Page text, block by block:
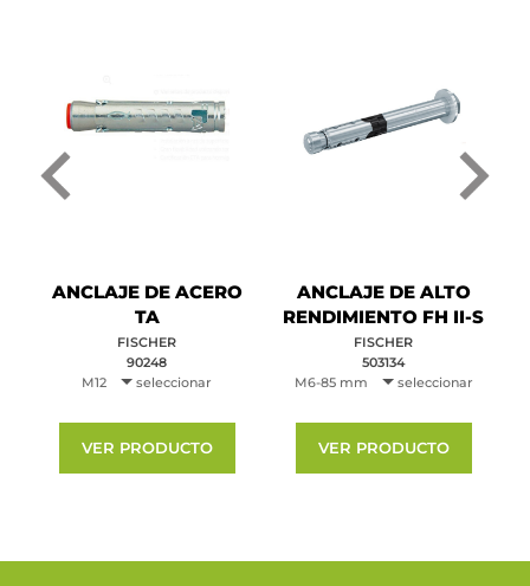
ANCLAJE DE ACERO
TA
FISCHER
90248
M12
seleccionar
VER PRODUCTO
ANCLAJE DE ALTO
RENDIMIENTO FH II-S
FISCHER
503134
M6-85 mm
seleccionar
VER PRODUCTO